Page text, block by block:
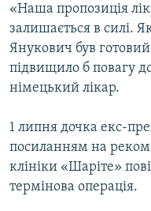
«Наша пропозиція
залишається в силі.
Янукович був
підвищило б повагу
німецький лікар.
1 липня дочка екс-
посиланням на
клініки «Шаріте»
термінова операція.